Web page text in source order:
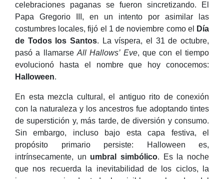
celebraciones paganas se fueron sincretizando. El
Papa Gregorio III, en un intento por asimilar las
costumbres locales, fijó el 1 de noviembre como el
Día
de Todos los Santos. La víspera, el 31 de octubre,
pasó a llamarse All Hallows’ Eve, que con el tiempo
evolucionó hasta el nombre que hoy conocemos:
Halloween.
En esta mezcla cultural, el antiguo rito de conexión
con la naturaleza y los ancestros fue adoptando tintes
de superstición y, más tarde, de diversión y consumo.
Sin embargo, incluso bajo esta capa festiva, el
propósito primario persiste: Halloween es,
intrínsecamente, un umbral simbólico. Es la noche
que nos recuerda la inevitabilidad de los ciclos, la